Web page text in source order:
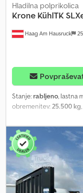
Haag Am Hausruck
Hladilna polprikolica
Krone KühlTK
Stanje: rabljeno, lastna
obremenitev:25.500 kg
razdalja:1.350 mm,
prenosa:
mehanski,
skupna teža: 33000 kg,
zavorni sistem EBS, SAF
Notranje mere: D 13417 x
18959 ur dizla, 8550 ur
Nezavezujoča